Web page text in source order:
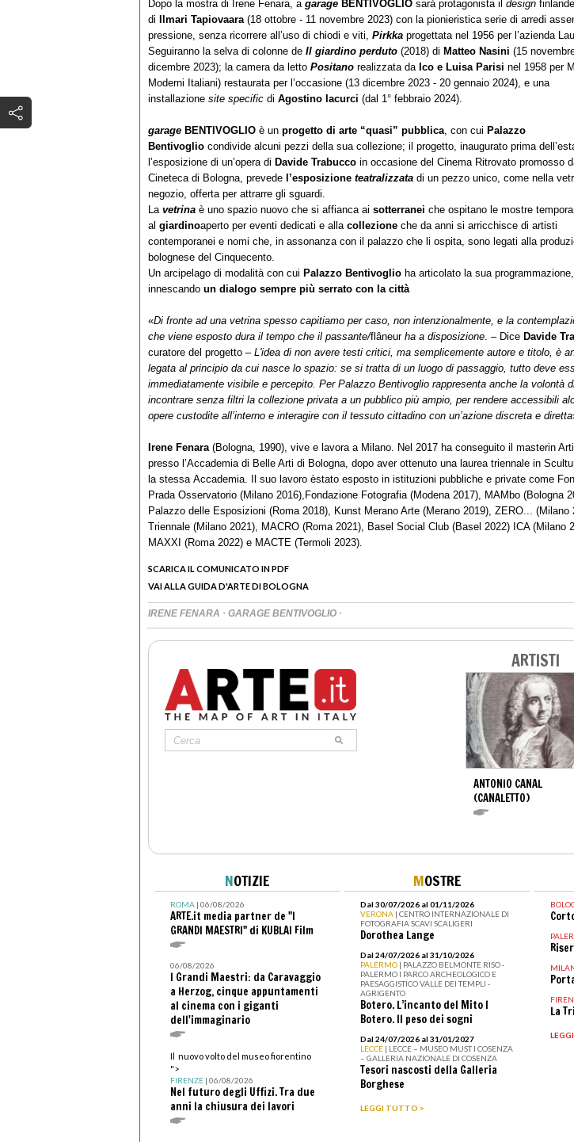
Dopo la mostra di Irene Fenara, a garage BENTIVOGLIO sarà protagonista il design
di
Ilmari Tapiovaara(18 ottobre - 11 novembre 2023) con la pionieristica serie di arredi
pressione, senza ricorrere all’uso di chiodi e viti, Pirkka progettata nel 1956 per l’azienda
Seguiranno la selva di colonne de Il giardino perduto (2018) di Matteo Nasini (15
dicembre 2023); la camera da letto Positano realizzata da Ico e Luisa Parisi nel 1958 per
Moderni Italiani) restaurata per l’occasione (13 dicembre 2023 - 20 gennaio 2024), e una
installazione site specific di Agostino Iacurci (dal 1° febbraio 2024).
garage BENTIVOGLIO è un progetto di arte “quasi” pubblica, con cui Palazzo
Bentivoglio condivide alcuni pezzi della sua collezione; il progetto, inaugurato prima
l’esposizione di un’opera di Davide Trabucco in occasione del Cinema Ritrovato promosso
Cineteca di Bologna, prevede l’esposizione teatralizzata di un pezzo unico, come nella
negozio, offerta per attrarre gli sguardi.
La vetrina è uno spazio nuovo che si affianca ai sotterranei che ospitano le mostre
al giardinoaperto per eventi dedicati e alla collezione che da anni si arricchisce di artisti
contemporanei e nomi che, in assonanza con il palazzo che li ospita, sono legati alla
bolognese del Cinquecento.
Un arcipelago di modalità con cui Palazzo Bentivoglio ha articolato la sua programmazione,
innescando un dialogo sempre più serrato con la città
«Di fronte ad una vetrina spesso capitiamo per caso, non intenzionalmente, e la
che viene esposto dura il tempo che il passante/flâneurha a disposizione. – Dice Davide
curatore del progetto –L'idea di non avere testi critici, ma semplicemente autore e titolo, è
legata al principio da cui nasce lo spazio: se si tratta di un luogo di passaggio, tutto deve
immediatamente visibile e percepito. Per Palazzo Bentivoglio rappresenta anche la volontà
incontrare senza filtri la collezione privata a un pubblico più ampio, per rendere accessibili
opere custodite all’interno e interagire con il tessuto cittadino con un’azione discreta e diretta
Irene Fenara(Bologna, 1990), vive e lavora a Milano. Nel 2017 ha conseguito il masterin
presso l’Accademia di Belle Arti di Bologna, dopo aver ottenuto una laurea triennale in
la stessa Accademia. Il suo lavoro èstato esposto in istituzioni pubbliche e private come
Prada Osservatorio (Milano 2016),Fondazione Fotografia (Modena 2017), MAMbo (Bologna
Palazzo delle Esposizioni (Roma 2018), Kunst Merano Arte (Merano 2019), ZERO... (Milano
Triennale (Milano 2021), MACRO (Roma 2021), Basel Social Club (Basel 2022) ICA (Milano
MAXXI (Roma 2022) e MACTE (Termoli 2023).
SCARICA IL COMUNICATO IN PDF
VAI ALLA GUIDA D'ARTE DI BOLOGNA
IRENE FENARA · GARAGE BENTIVOGLIO ·
ARTISTI
ANTONIO CANAL
(CANALETTO)
NOTIZIE
ROMA| 06/08/2026
ARTE.it media partner de "I
GRANDI MAESTRI" di KUBLAI Film
06/08/2026
I Grandi Maestri: da Caravaggio
a Herzog, cinque appuntamenti
al cinema con i giganti
dell'immaginario
Il nuovo volto del museo fiorentino
">
FIRENZE| 06/08/2026
Nel futuro degli Uffizi. Tra due
anni la chiusura dei lavori
MOSTRE
Dal 30/07/2026 al 01/11/2026
VERONA | CENTRO INTERNAZIONALE DI
FOTOGRAFIA SCAVI SCALIGERI
Dorothea Lange
Dal 24/07/2026 al 31/10/2026
PALERMO | PALAZZO BELMONTE RISO -
PALERMO I PARCO ARCHEOLOGICO E
PAESAGGISTICO VALLE DEI TEMPLI -
AGRIGENTO
Botero. L’incanto del Mito I
Botero. Il peso dei sogni
Dal 24/07/2026 al 31/01/2027
LECCE | LECCE – MUSEO MUST I COSENZA
– GALLERIA NAZIONALE DI COSENZA
Tesori nascosti della Galleria
Borghese
LEGGI TUTTO >
La